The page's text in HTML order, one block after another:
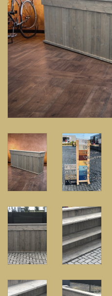
Plantenbakken
Opbergkisten
Zuilen & Pilaren
Blog